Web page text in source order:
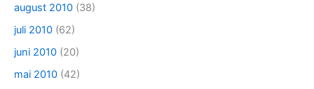
august 2010 (38)
juli 2010 (62)
juni 2010 (20)
mai 2010 (42)